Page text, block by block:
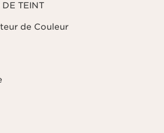
TEINT
de Couleur